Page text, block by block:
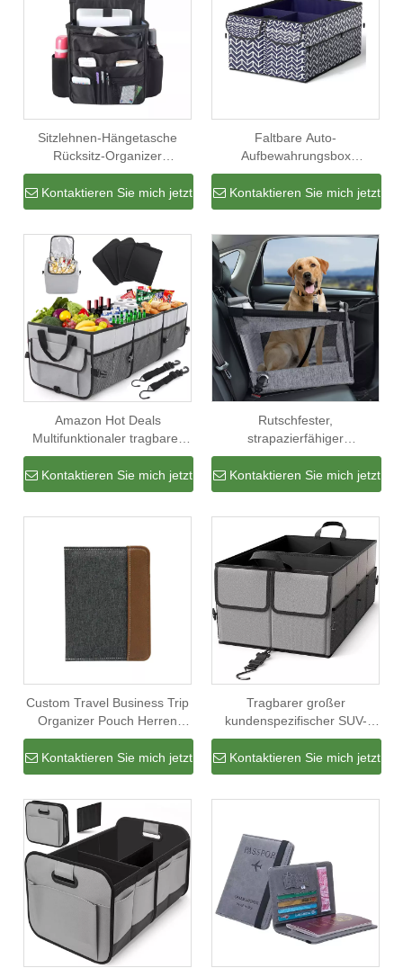
Sitzlehnen-Hängetasche
Rücksitz-Organizer
Kofferraum-
Aufbewahrungstasche
Multifunktionale Fahrzeug-
Kontaktieren Sie mich jetzt
Faltbare Auto-
Aufbewahrungsbox
Kofferraum-Organizer
Kofferraum-Aufbewahrungs-
Organizer-Tasche für SUV
Fabrik mit großer Kapazität
Kontaktieren Sie mich jetzt
Amazon Hot Deals
Multifunktionaler tragbarer
Kofferraum-Organizer mit
großer Kapazität, faltbar mit
Kühltasche
Kontaktieren Sie mich jetzt
Rutschfester,
strapazierfähiger
Autositzbezug für Haustiere,
Hundehängematte,
kratzfester Haustier-Autositz,
Kontaktieren Sie mich jetzt
Custom Travel Business Trip
Organizer Pouch Herren
Luxus Leder
Kreditkarteninhaber Passport
Wallet
Kontaktieren Sie mich jetzt
Tragbarer großer
kundenspezifischer SUV-
Aufbewahrungsbox-
Aufbewahrungsorganisator
im Freien
Kontaktieren Sie mich jetzt